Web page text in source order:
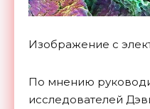
Изображение с
По мнению
исследователей